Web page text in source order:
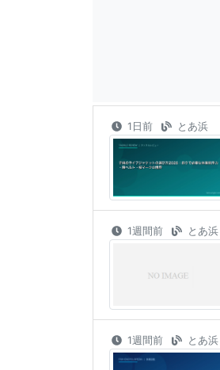
1日前 とあ浜
1週間前 とあ浜
1週間前 とあ浜